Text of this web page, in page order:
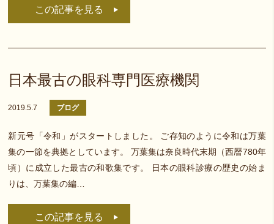
この記事を見る
日本最古の眼科専門医療機関
2019.5.7 ブログ
新元号「令和」がスタートしました。 ご存知のように令和は万葉
集の一節を典拠としています。 万葉集は奈良時代末期（西暦780年
頃）に成立した最古の和歌集です。 日本の眼科診療の歴史の始ま
りは、万葉集の編…
この記事を見る